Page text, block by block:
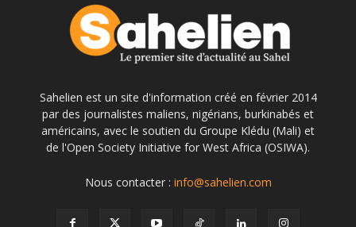
Sahelien est un site d'information créé en février 2014
par des journalistes maliens, nigérians, burkinabés et
américains, avec le soutien du Groupe Klédu (Mali) et
de l'Open Society Initiative for West Africa (OSIWA).
Nous contacter : info@sahelien.com